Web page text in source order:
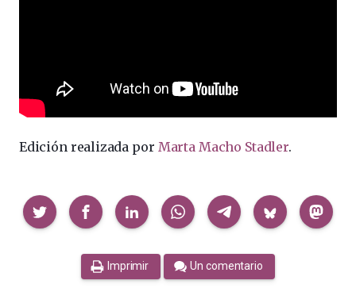
Edición realizada por Marta Macho Stadler.
Compartir
Imprimir Un comentario